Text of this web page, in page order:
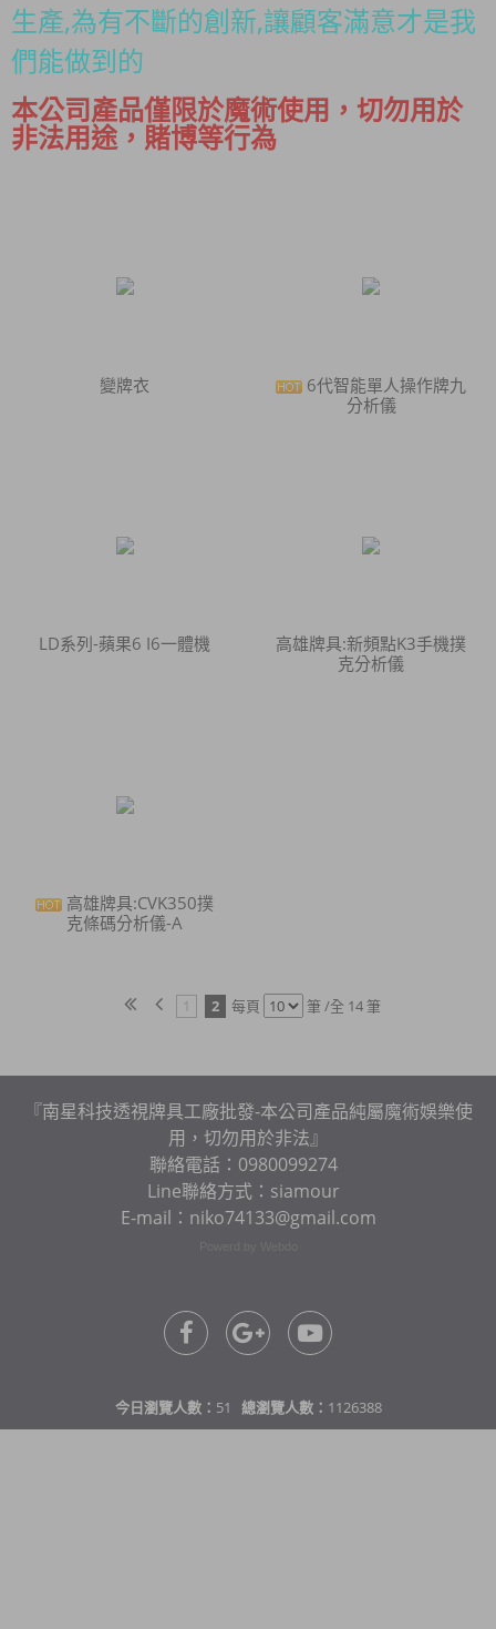
生產,為有不斷的創新,讓顧客滿意才是我
們能做到的
本公司產品僅限於魔術使用，切勿用於
非法用途，賭博等行為
變牌衣
6代智能單人操作牌九
分析儀
LD系列-蘋果6 I6一體機
高雄牌具:新頻點K3手機撲
克分析儀
高雄牌具:CVK350撲
克條碼分析儀-A
1 2 每頁 筆 /全 14 筆
『南星科技透視牌具工廠批發-本公司產品純屬魔術娛樂使
用，切勿用於非法』
聯絡電話：0980099274
Line聯絡方式：siamour
E-mail：niko74133@gmail.com
今日瀏覽人數： 51 總瀏覽人數： 1126388